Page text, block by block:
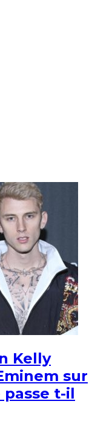
Kelly
sur
passe t-il